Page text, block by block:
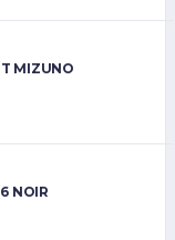
MIZUNO
NOIR